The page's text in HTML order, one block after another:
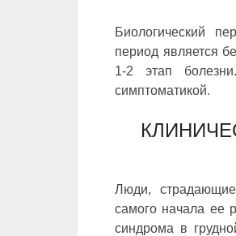
Биологический
период является
1-2 этап
симптоматикой.
Люди,
самого начала ее
синдрома в